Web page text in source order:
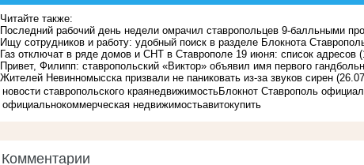
Читайте также:
Последний рабочий день недели омрачил ставропольцев 9-балльными
Ищу сотрудников и работу: удобный поиск в разделе Блокнота
Газ отключат в ряде домов и СНТ в Ставрополе 19 июня: список адресов
Привет, Филипп: ставропольский «Виктор» объявил имя первого
Жителей Невинномысска призвали не паниковать из-за звуков сирен
новости ставропольского краянедвижимостьБлокнот Ставрополь
официальнокоммерческая недвижимостьавитокупить
Комментарии